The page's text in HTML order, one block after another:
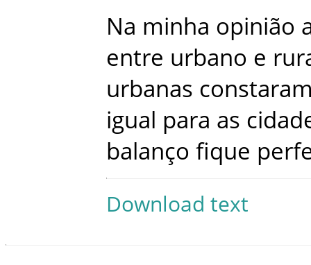
Na minha opinião
entre urbano e
urbanas
igual para as
balanço fique
Download text